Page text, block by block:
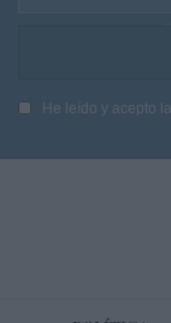
He leído y acepto